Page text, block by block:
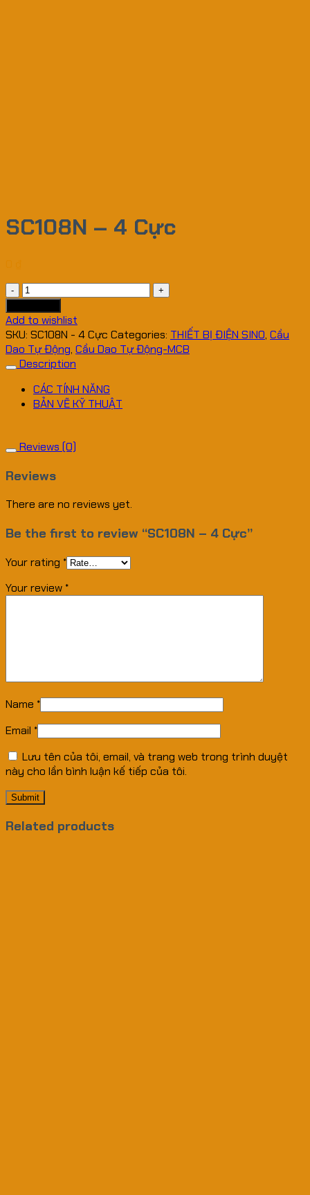
SC108N – 4 Cực
SC108N
-
4
Cực
quantity
Add to wishlist
SKU: SC108N - 4 Cực Categories: THIẾT BỊ ĐIỆN SINO, Cầu
Dao Tự Động, Cầu Dao Tự Động-MCB
Description
CÁC TÍNH NĂNG
BẢN VẼ KỸ THUẬT
Reviews (0)
Reviews
There are no reviews yet.
Be the first to review “SC108N – 4 Cực”
Your rating *
Your review *
Name *
Email *
Lưu tên của tôi, email, và trang web trong trình duyệt
này cho lần bình luận kế tiếp của tôi.
Related products